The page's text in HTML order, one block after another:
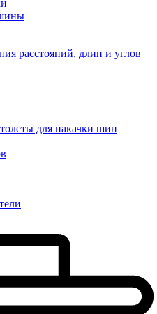
расстояний, длин и углов
для накачки шин